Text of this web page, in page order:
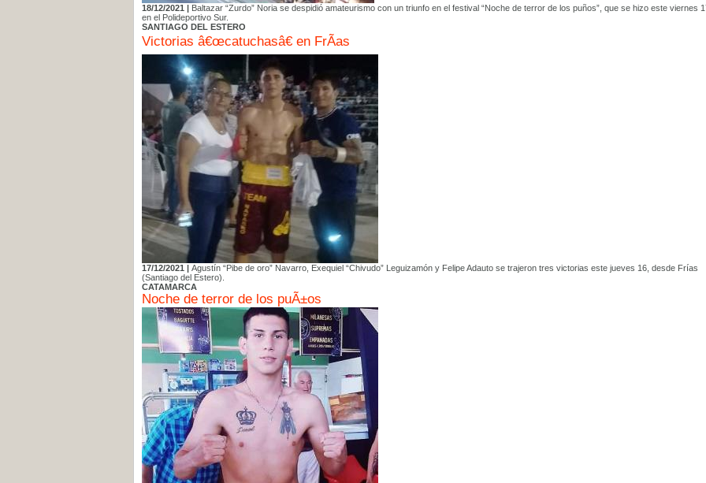
18/12/2021 | Baltazar “Zurdo” Noria se despidió amateurismo con un triunfo en el festival “Noche de terror de los puños”, que se hizo este viernes
en el Polideportivo Sur.
SANTIAGO DEL ESTERO
Victorias â€œcatuchasâ€ en FrÃ­as
17/12/2021 | Agustín “Pibe de oro” Navarro, Exequiel “Chivudo” Leguizamón y Felipe Adauto se trajeron tres victorias este jueves 16, desde Frías
(Santiago del Estero).
CATAMARCA
Noche de terror de los puÃ±os